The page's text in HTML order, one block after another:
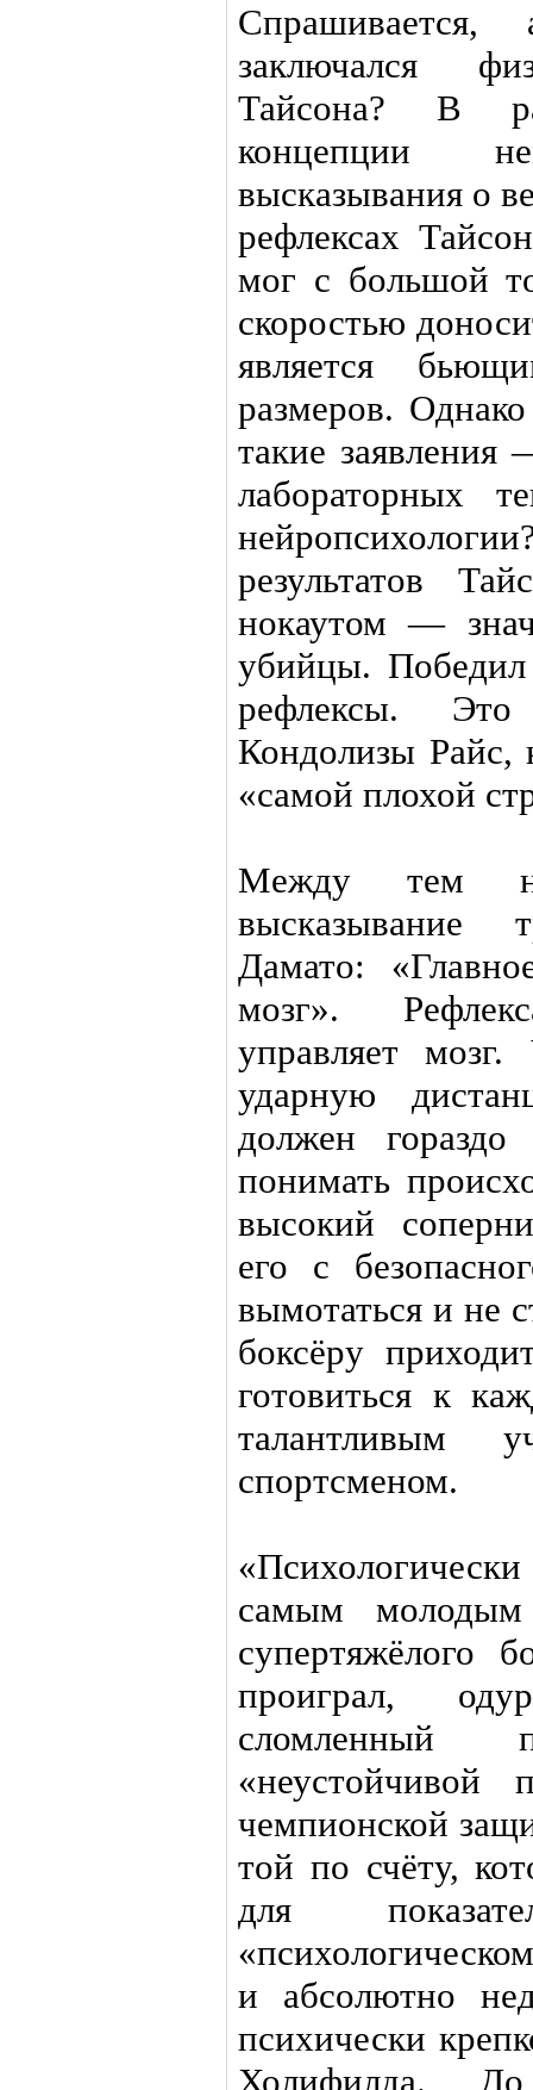
заключался
Тайсона? В
концепции
высказывания о
рефлексах
мог с большой
скоростью
является
размеров.
такие
лабораторных
результатов
нокаутом —
убийцы.
рефлексы. Это
Кондолизы Райс,
«самой плохой
Между тем не
высказывание
Дамато:
мозг».
управляет
ударную
должен
понимать
высокий
его с
вымотаться и не
боксёру
готовиться к
талантливым
спортсменом.
самым
супертяжёлого
проиграл,
сломленный
чемпионской
той по счёту,
для
и абсолютно
психически
Холифилда.